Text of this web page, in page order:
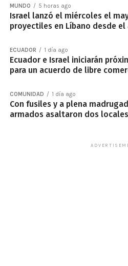
MUNDO 5 horas ago
Israel lanzó el miércoles el
proyectiles en Líbano desde el
ECUADOR 1 día ago
Ecuador e Israel iniciarán
para un acuerdo de libre
COMUNIDAD 1 día ago
Con fusiles y a plena
armados asaltaron dos